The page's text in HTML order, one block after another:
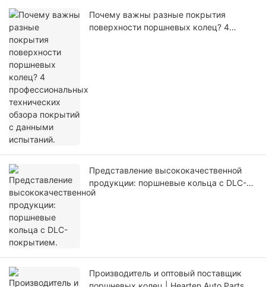
Почему важны разные покрытия
поверхности поршневых колец? 4
Представление высококачественной
продукции: поршневые кольца с DLC-
покрытием.
Производитель и оптовый поставщик